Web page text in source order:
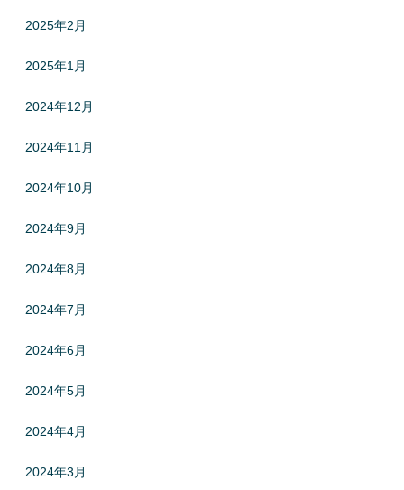
2025年2月
2025年1月
2024年12月
2024年11月
2024年10月
2024年9月
2024年8月
2024年7月
2024年6月
2024年5月
2024年4月
2024年3月